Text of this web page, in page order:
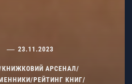
23.11.2023
КНИЖКОВИЙ АРСЕНАЛ/
/РЕЙТИНГ КНИГ/